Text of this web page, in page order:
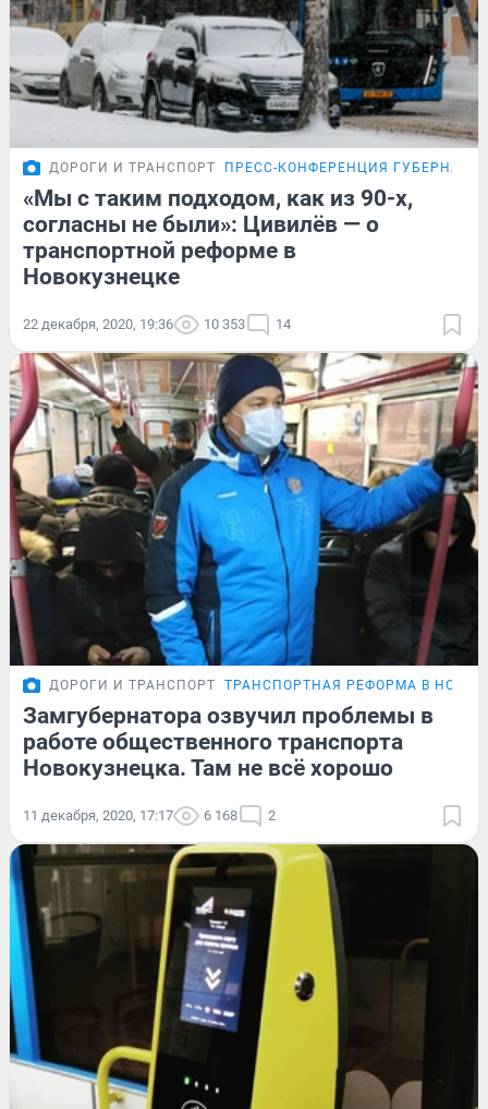
ДОРОГИ И ТРАНСПОРТ ПРЕСС-КОНФЕРЕНЦИЯ
«Мы с таким подходом, как из 90-х,
согласны не были»: Цивилёв — о
транспортной реформе в
Новокузнецке
22 декабря, 2020, 19:36 10 353 14
ДОРОГИ И ТРАНСПОРТ ТРАНСПОРТНАЯ РЕФОРМА В
Замгубернатора озвучил проблемы в
работе общественного транспорта
Новокузнецка. Там не всё хорошо
11 декабря, 2020, 17:17 6 168 2